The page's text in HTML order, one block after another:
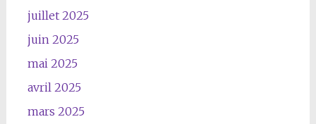
juillet 2025
juin 2025
mai 2025
avril 2025
mars 2025